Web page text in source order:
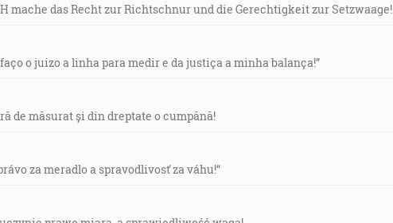
mache das Recht zur Richtschnur und die Gerechtigkeit zur Setzwaage!
faço o juizo a linha para medir e da justiça a minha balança!”
de măsurat și din dreptate o cumpănă!
za meradlo a spravodlivosť za váhu!“